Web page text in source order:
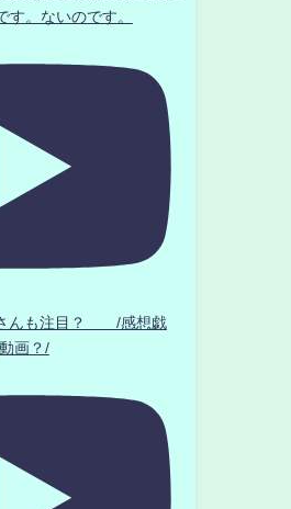
す。ないのです。
んも注目？ /感想戯
画？/